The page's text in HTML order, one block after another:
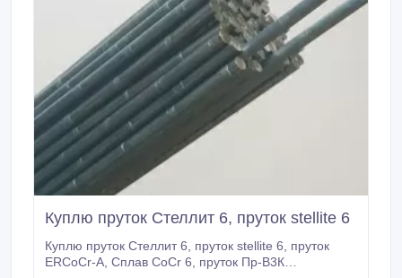
Куплю пруток Стеллит 6, пруток stellite 6
Куплю пруток Стеллит 6, пруток stellite 6, пруток
ERCoCr-A, Сплав CoCr 6, пруток Пр-В3К